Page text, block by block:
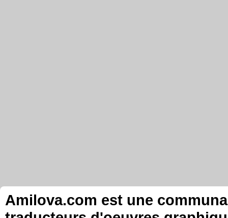
Amilova.com est une